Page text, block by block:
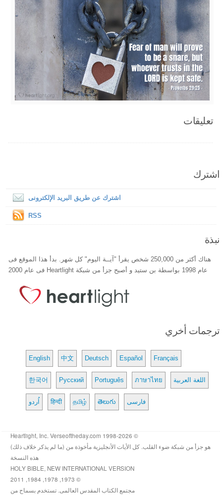
تعليقات
اشترك
اشترك عن طريق البريد الإلكترونى
RSS
نبذة
هناك أكثر من 250,000 شخص يقرأ "آيــة اليوم" كل شهر. بدأ هذا الموقع فى
عام 1998 بواسطة بن ستيد و أصبح جزأ من شبكة Heartlight فى عام 2000
ترجمات أخري
English 中文 Deutsch Español Français
한국어 Русский Português ภาษาไทย اللغة العربية
اُردو हिन्दी தமிழ் తెలుగు فارسی
© 1998-2026 Heartlight, Inc. Verseoftheday.com
هو جزأ من شبكة ضوء القلب. كل الأيات الأنجليزية مأخوذة من (ما لم يذكر خلاف ذلك)
هذه النسخة
HOLY BIBLE, NEW INTERNATIONAL VERSION
© 1973, 1978, 1984, 2011
مجتمع الكتاب المقدس العالمى. تستخدم بسماح من